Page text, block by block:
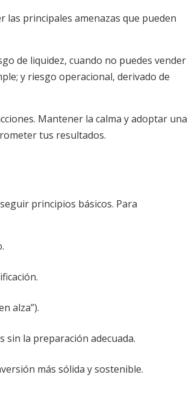
principales amenazas que pueden
de liquidez, cuando no puedes vender
y riesgo operacional, derivado de
Mantener la calma y adoptar una
tus resultados.
principios básicos. Para
alza”).
sin la preparación adecuada.
más sólida y sostenible.